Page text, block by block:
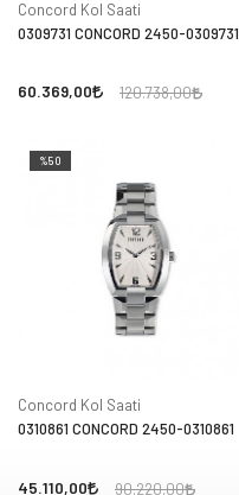
Concord Kol Saati
0309731 CONCORD 2450-0309731
60.369,00 120.738,00
%50
Concord Kol Saati
0310861 CONCORD 2450-0310861
45.110,00 90.220,00